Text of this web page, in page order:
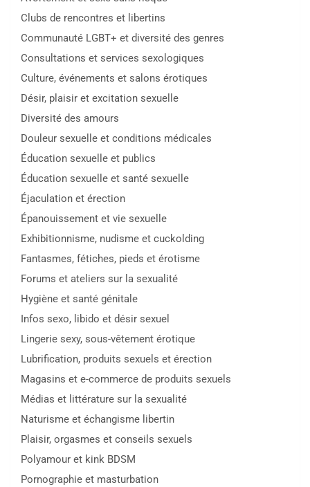
Clubs de rencontres et libertins
Communauté LGBT+ et diversité des genres
Consultations et services sexologiques
Culture, événements et salons érotiques
Désir, plaisir et excitation sexuelle
Diversité des amours
Douleur sexuelle et conditions médicales
Éducation sexuelle et publics
Éducation sexuelle et santé sexuelle
Éjaculation et érection
Épanouissement et vie sexuelle
Exhibitionnisme, nudisme et cuckolding
Fantasmes, fétiches, pieds et érotisme
Forums et ateliers sur la sexualité
Hygiène et santé génitale
Infos sexo, libido et désir sexuel
Lingerie sexy, sous-vêtement érotique
Lubrification, produits sexuels et érection
Magasins et e-commerce de produits sexuels
Médias et littérature sur la sexualité
Naturisme et échangisme libertin
Plaisir, orgasmes et conseils sexuels
Polyamour et kink BDSM
Pornographie et masturbation